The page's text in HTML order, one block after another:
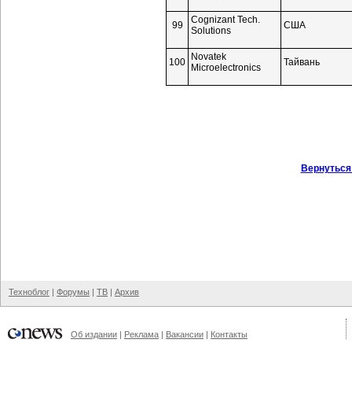
99
Cognizant Tech.
Solutions
США
100
Novatek
Microelectronics
Тайвань
Техноблог | Форумы | ТВ | Архив
Об издании | Реклама | Вакансии | Контакты